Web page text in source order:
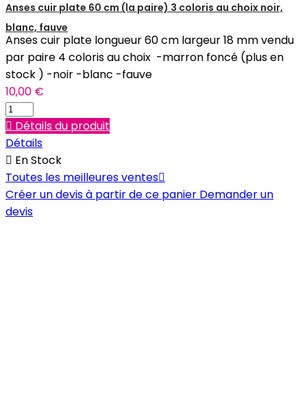
Anses cuir plate 60 cm (la paire) 3 coloris au choix noir,
blanc, fauve
Anses cuir plate longueur 60 cm largeur 18 mm vendu
par paire 4 coloris au choix -marron foncé (plus en
stock ) -noir -blanc -fauve
10,00 €
 Détails du produit
Détails
 En Stock
Toutes les meilleures ventes
Créer un devis à partir de ce panier Demander un
devis